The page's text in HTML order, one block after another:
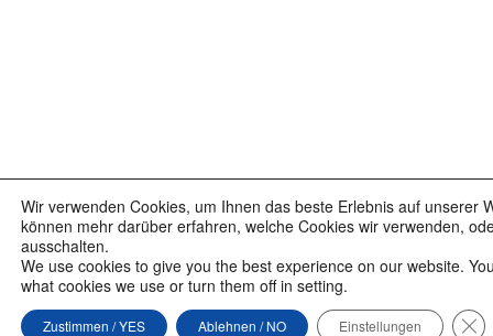
Wir verwenden Cookies, um Ihnen das beste Erlebnis auf unserer
können mehr darüber erfahren, welche Cookies wir verwenden,
ausschalten.
We use cookies to give you the best experience on our website.
what cookies we use or turn them off in setting.
Zustimmen / YES Ablehnen / NO Einstellungen